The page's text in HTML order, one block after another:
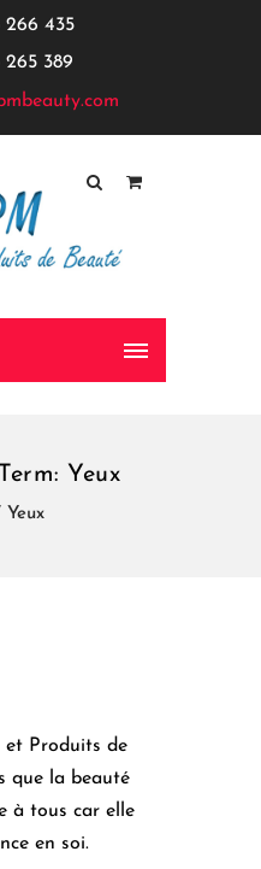
266 435
265 389
Yeux
Yeux
et Produits de
que la beauté
à tous car elle
en soi.